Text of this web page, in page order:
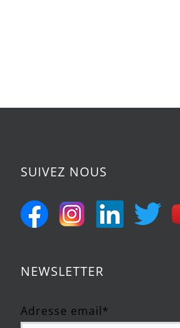
SUIVEZ NOUS
NEWSLETTER
Adresse email*